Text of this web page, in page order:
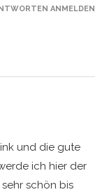
ANMELDEN
und die gute
ich hier der
schön bis